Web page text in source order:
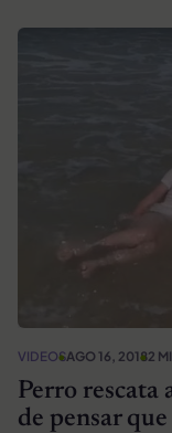
VIDEOSAGO 16, 20182
Perro rescata
de pensar